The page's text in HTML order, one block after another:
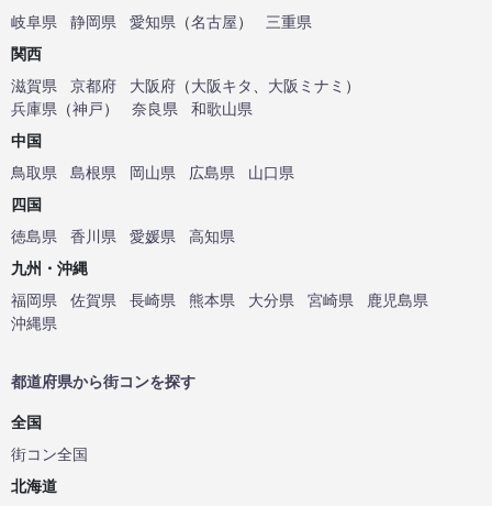
岐阜県
静岡県 愛知県 （名古屋）
三重県
関西
滋賀県
京都府 大阪府 （大阪キタ 大阪ミナミ ）
兵庫県 （神戸） 奈良県
和歌山県
中国
鳥取県
島根県 岡山県 広島県
山口県
四国
徳島県
香川県 愛媛県
高知県
九州・沖縄
福岡県
佐賀県 長崎県 熊本県 大分県 宮崎県
鹿児島県
沖縄県
都道府県から街コンを探す
全国
街コン全国
北海道